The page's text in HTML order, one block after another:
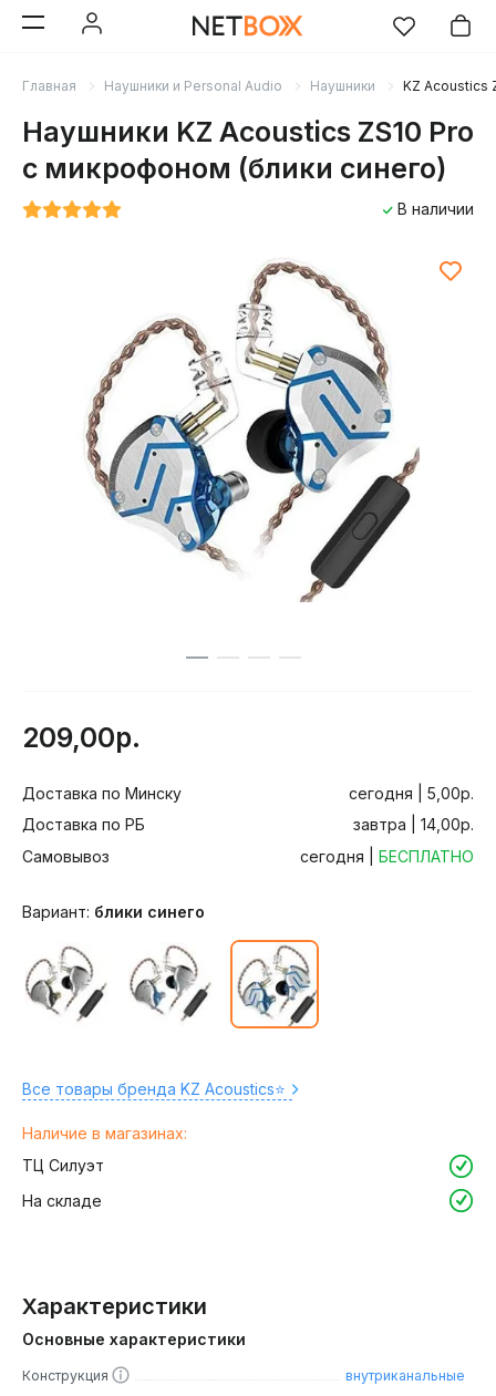
Главная Наушники и Personal Audio Наушники KZ Acoustics
Наушники KZ Acoustics ZS10 Pro
с микрофоном (блики синего)
В наличии
209,00р.
Доставка по Минску
сегодня | 5,00р.
Доставка по РБ
завтра | 14,00р.
Самовывоз
сегодня | БЕСПЛАТНО
Вариант: блики синего
Все товары бренда KZ Acoustics⭐️
Наличие в магазинах:
ТЦ Силуэт
На складе
Характеристики
Основные характеристики
Конструкция внутриканальные